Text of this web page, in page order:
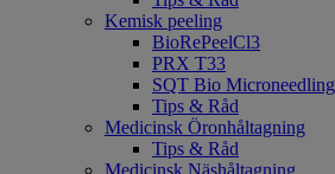
Kemisk peeling
BioRePeelCl3
PRX T33
SQT Bio Microneedling
Tips & Råd
Medicinsk Öronhåltagning
Tips & Råd
Medicinsk Näshåltagning